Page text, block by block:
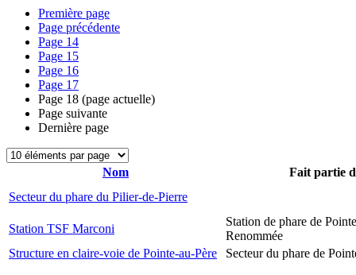
Première page
Page précédente
Page 14
Page 15
Page 16
Page 17
Page 18 (page actuelle)
Page suivante
Dernière page
Nom
Fait partie
Secteur du phare du Pilier-de-Pierre
Station TSF Marconi
Station de phare de
Renommée
Structure en claire-voie de Pointe-au-Père
Secteur du phare de